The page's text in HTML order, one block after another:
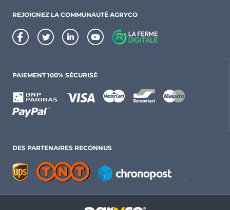
REJOIGNEZ LA COMMUNAUTÉ AGRYCO
PAIEMENT 100% SÉCURISÉ
DES PARTENAIRES RECONNUS